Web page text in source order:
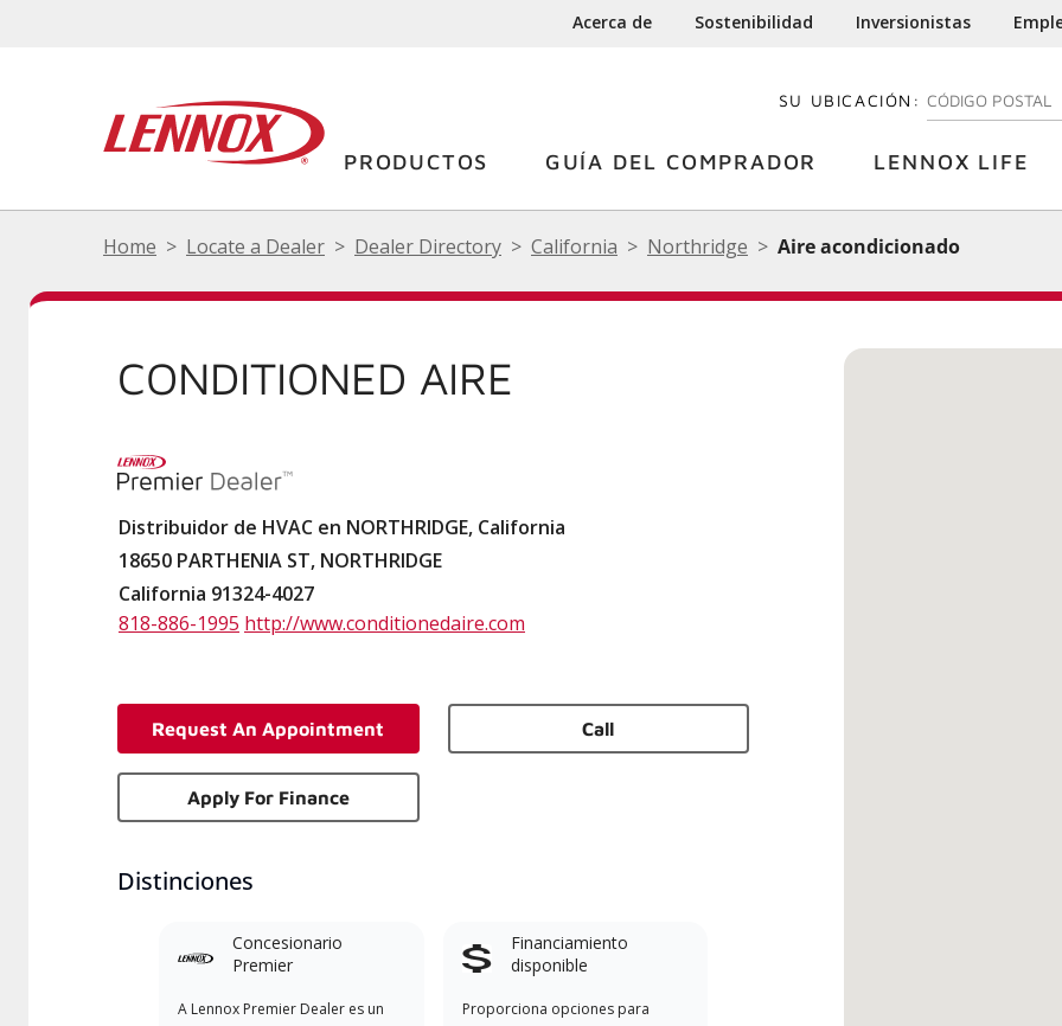
Acerca de Sostenibilidad Inversionistas
SU UBICACIÓN: INGRESE SU
PRODUCTOS GUÍA DEL COMPRADOR LENNOX LIFE
Home Locate a Dealer Dealer Directory California Northridge Aire acondicionado
CONDITIONED AIRE
Distribuidor de HVAC en NORTHRIDGE, California
18650 PARTHENIA ST, NORTHRIDGE
California 91324-4027
818-886-1995 http://www.conditionedaire.com
Request An Appointment Call
Apply For Finance
Distinciones
Concesionario
Premier
A Lennox Premier Dealer es un
Financiamiento
disponible
Proporciona opciones para